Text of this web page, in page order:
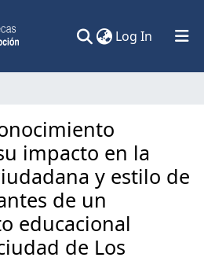
Log In (current)
impacto en la
y estilo de
de un
educacional
de Los